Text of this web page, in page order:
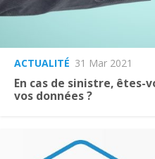
ACTUALITÉ 31 Mar 2021
En cas de sinistre, êtes-
vos données ?